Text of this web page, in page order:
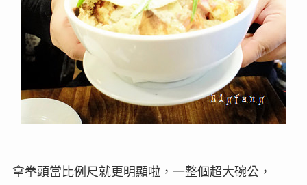
拿拳頭當比例尺就更明顯啦，一整個超大碗公，